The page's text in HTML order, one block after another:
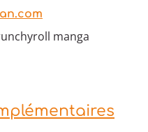
manga